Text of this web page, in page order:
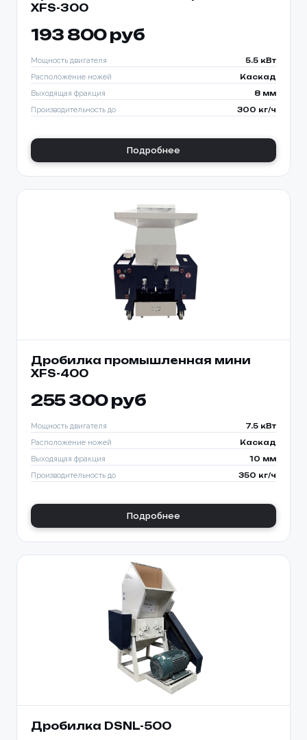
XFS-300
193 800 руб
Мощность двигателя 5.5 кВт
Расположение ножей Каскад
Выходящая фракция 8 мм
Производительность до 300 кг/ч
Подробнее
Дробилка промышленная мини
XFS-400
255 300 руб
Мощность двигателя 7.5 кВт
Расположение ножей Каскад
Выходящая фракция 10 мм
Производительность до 350 кг/ч
Подробнее
Дробилка DSNL-500